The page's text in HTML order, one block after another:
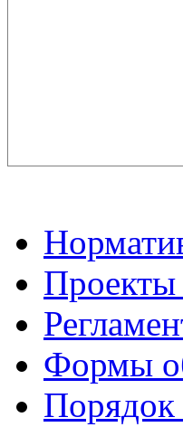
Проекты
Формы
Порядок